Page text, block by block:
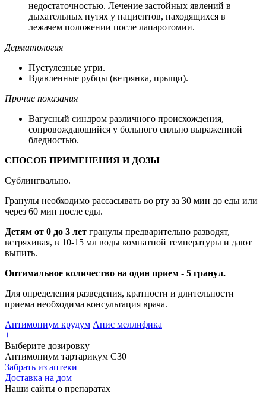
недостаточностью. Лечение застойных явлений в
дыхательных путях у пациентов, находящихся в
лежачем положении после лапаротомии.
Дерматология
Пустулезные угри.
Вдавленные рубцы (ветрянка, прыщи).
Прочие показания
Вагусный синдром различного происхождения,
сопровождающийся у больного сильно выраженной
бледностью.
СПОСОБ ПРИМЕНЕНИЯ И ДОЗЫ
Сублингвально.
Гранулы необходимо рассасывать во рту за 30 мин до еды или
через 60 мин после еды.
Детям от 0 до 3 лет гранулы предварительно разводят,
встряхивая, в 10-15 мл воды комнатной температуры и дают
выпить.
Оптимальное количество на один прием - 5 гранул.
Для определения разведения, кратности и длительности
приема необходима консультация врача.
Антимониум крудум Апис меллифика
+
Выберите дозировку
Антимониум тартарикум С30
Забрать из аптеки
Доставка на дом
Наши сайты о препаратах